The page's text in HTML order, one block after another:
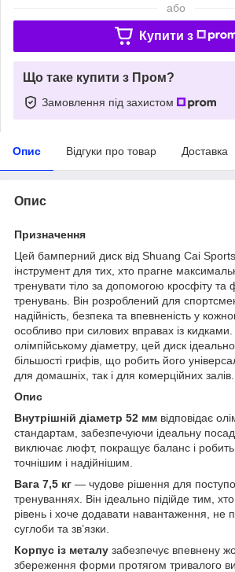
або
Купити з
Що таке купити з Пром?
Замовлення під захистом
Опис Відгуки про товар Доставка
Опис
Призначення
Цей бамперний диск від Shuang Cai
інструмент для тих, хто прагне
тренувати тіло за допомогою кросфіту та
тренувань. Він розроблений для
надійність, безпека та впевненість у
особливо при силових вправах із
олімпійському діаметру, цей диск
більшості грифів, що робить його
для домашніх, так і для комерційних залів.
Опис
Внутрішній діаметр 52 мм відповідає
стандартам, забезпечуючи ідеальну
виключає люфт, покращує баланс і
точнішим і надійнішим.
Вага 7,5 кг — чудове рішення для
тренуваннях. Він ідеально підійде тим,
рівень і хоче додавати навантаження, не
суглоби та зв’язки.
Корпус із металу забезпечує впевнену
збереження форми протягом тривалого